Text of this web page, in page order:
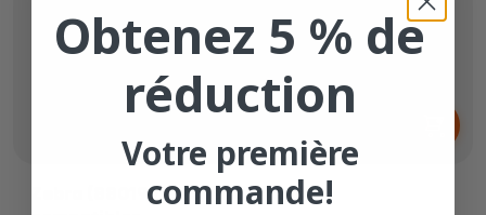
Zebra (880199-025) étiquettes
Obtenez 5 % de
réduction
Votre première
commande!